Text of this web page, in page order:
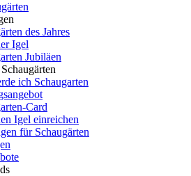
des Jahres
Igel
Jubiläen
ich Schaugarten
Card
Igel einreichen
für Schaugärten